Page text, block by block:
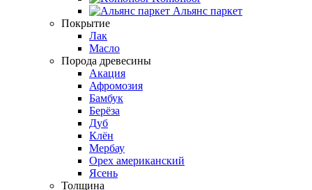
Альянс паркет
Покрытие
Лак
Масло
Порода древесины
Акация
Афромозия
Бамбук
Берёза
Дуб
Клён
Мербау
Орех американский
Ясень
Толщина